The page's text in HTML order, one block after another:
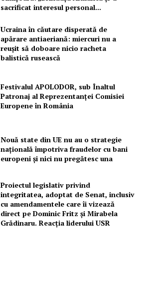
sacrificat interesul personal...
Ucraina în căutare disperată de
apărare antiaeriană: miercuri nu a
reușit să doboare nicio racheta
balistică rusească
Festivalul APOLODOR, sub Înaltul
Patronaj al Reprezentanței Comisiei
Europene în România
Nouă state din UE nu au o strategie
națională împotriva fraudelor cu bani
europeni și nici nu pregătesc una
Proiectul legislativ privind
integritatea, adoptat de Senat, inclusiv
cu amendamentele care îi vizează
direct pe Dominic Fritz și Mirabela
Grădinaru. Reacția liderului USR